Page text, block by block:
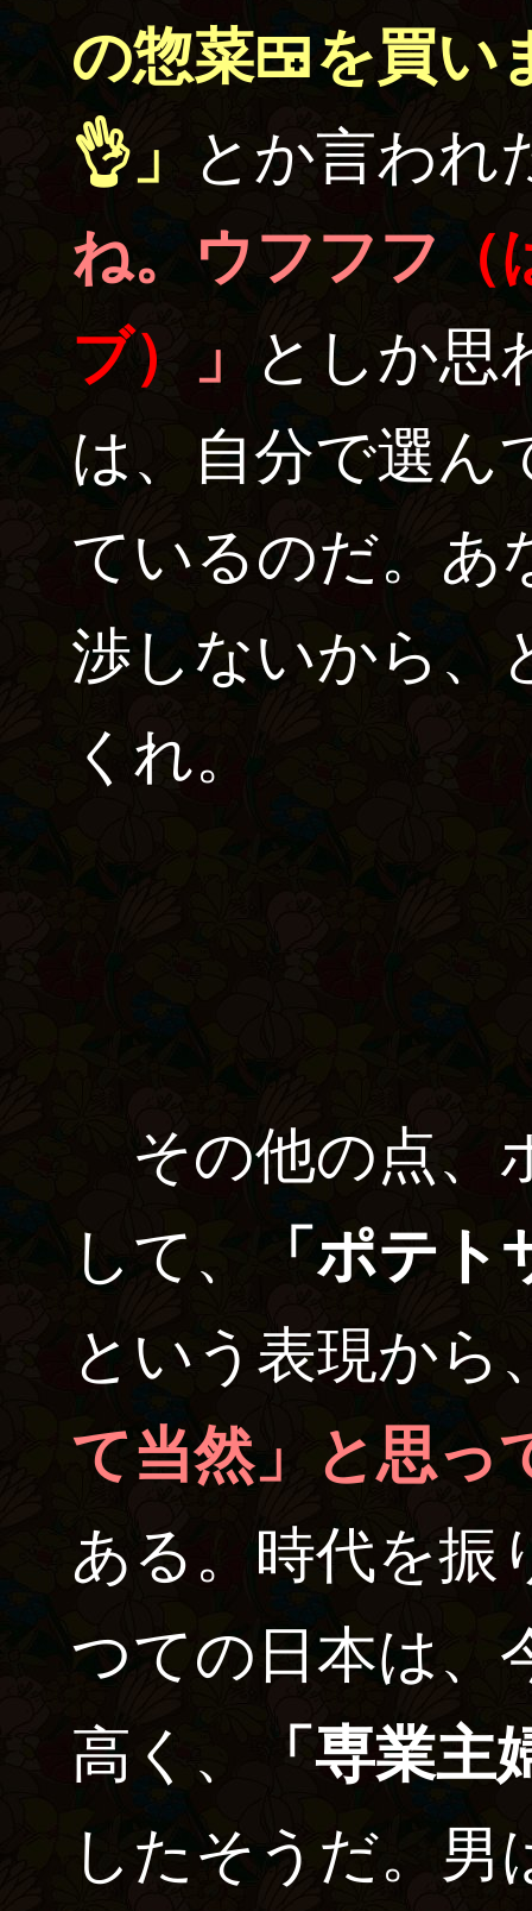
の惣菜🍱を買い
👌 」
とか言われ
ね。ウフフフ （は
ブ）
」
としか思
は、自分で選ん
ているのだ。あ
渉しないから、
くれ。
その他の点、
して、
「ポテ
という表現から
て当然」と思っ
ある。時代を振
つての日本は、
高く、
「専業主
したそうだ。男